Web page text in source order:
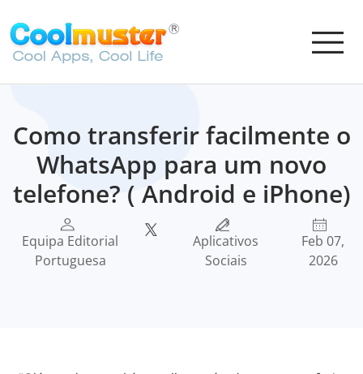
Como transferir facilmente o
WhatsApp para um novo
telefone? ( Android e iPhone)
Equipa Editorial
Portuguesa
Aplicativos
Sociais
Feb 07,
2026